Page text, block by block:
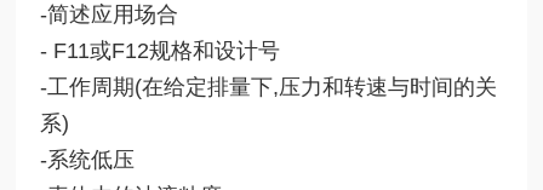
-简述应用场合
- F11或F12规格和设计号
-工作周期(在给定排量下,压力和转速与时间的关
系)
-系统低压